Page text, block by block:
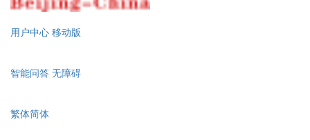
用户中心 移动版
智能问答 无障碍
繁体简体